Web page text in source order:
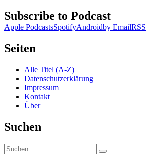
Subscribe to Podcast
Apple PodcastsSpotifyAndroidby EmailRSS
Seiten
Alle Titel (A-Z)
Datenschutzerklärung
Impressum
Kontakt
Über
Suchen
Suchen
nach:
Suchen